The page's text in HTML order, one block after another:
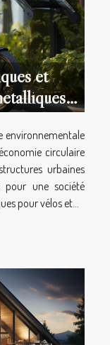
et
environnementale
circulaire
urbaines
une société
pour vélos et...